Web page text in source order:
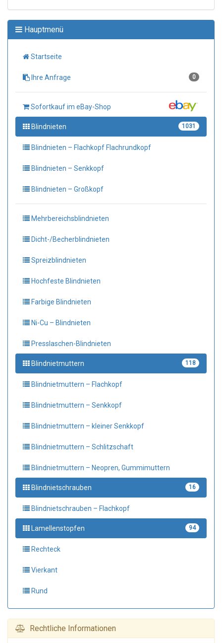
Hauptmenü
Startseite
Ihre Anfrage 0
Sofortkauf im eBay-Shop
Blindnieten 1031
Blindnieten – Flachkopf Flachrundkopf
Blindnieten – Senkkopf
Blindnieten – Großkopf
Mehrbereichsblindnieten
Dicht-/Becherblindnieten
Spreizblindnieten
Hochfeste Blindnieten
Farbige Blindnieten
Ni-Cu – Blindnieten
Presslaschen-Blindnieten
Blindnietmuttern 118
Blindnietmuttern – Flachkopf
Blindnietmuttern – Senkkopf
Blindnietmuttern – kleiner Senkkopf
Blindnietmuttern – Schlitzschaft
Blindnietmuttern – Neopren, Gummimuttern
Blindnietschrauben 16
Blindnietschrauben – Flachkopf
Lamellenstopfen 94
Rechteck
Vierkant
Rund
Rechtliche Informationen